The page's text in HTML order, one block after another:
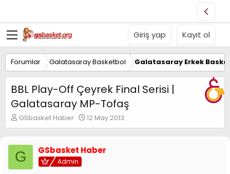
Giriş yap Kayıt ol
Forumlar Galatasaray Basketbol Galatasaray Erkek
BBL Play-Off Çeyrek Final Serisi |
Galatasaray MP-Tofaş
K
o
u
y
u
GSbasket Haber
B
a
a
12 May 2013
G GSbasket Haber
Admin